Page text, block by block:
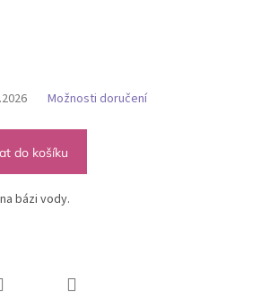
Možnosti doručení
do košíku
bázi vody.